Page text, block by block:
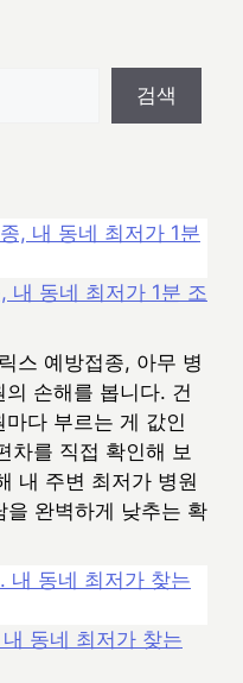
검색
내 동네 최저가 1분 조
스 예방접종, 아무 병
손해를 봅니다. 건
다 부르는 게 값인
차를 직접 확인해 보
내 주변 최저가 병원
을 완벽하게 낮추는 확
동네 최저가 찾는